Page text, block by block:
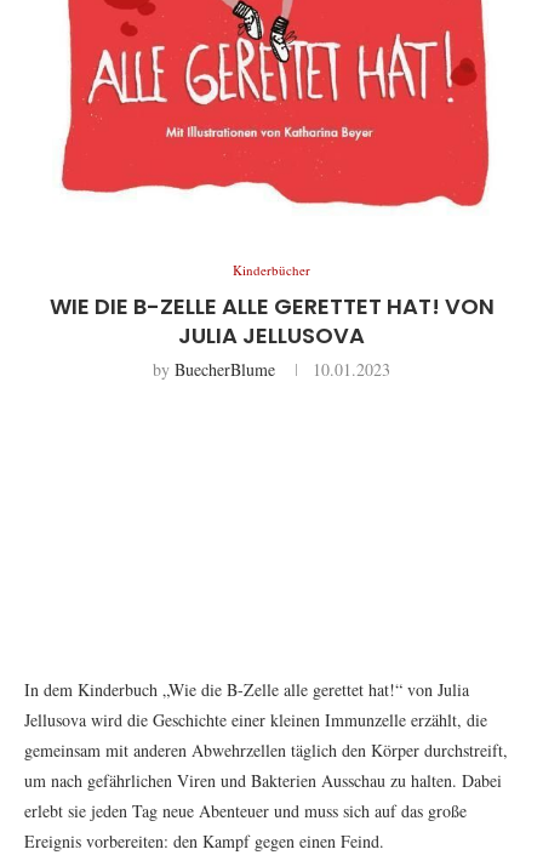
Kinderbücher
WIE DIE B-ZELLE ALLE GERETTET HAT! VON
JULIA JELLUSOVA
by BuecherBlume 10.01.2023
In dem Kinderbuch „Wie die B-Zelle alle gerettet hat!“ von Julia
Jellusova wird die Geschichte einer kleinen Immunzelle erzählt, die
gemeinsam mit anderen Abwehrzellen täglich den Körper durchstreift,
um nach gefährlichen Viren und Bakterien Ausschau zu halten. Dabei
erlebt sie jeden Tag neue Abenteuer und muss sich auf das große
Ereignis vorbereiten: den Kampf gegen einen Feind.